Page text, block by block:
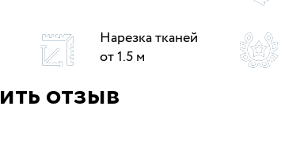
Нарезка тканей
от 1.5 м
отзыв